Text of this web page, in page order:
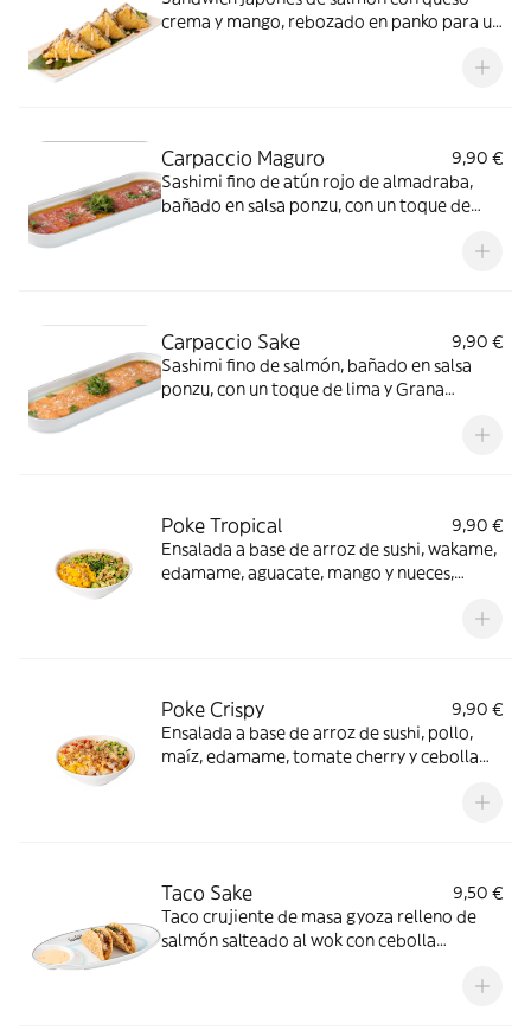
crema y mango, rebozado en panko para un
teriyaki y acompañado de una suave salsa
Carpaccio Maguro
9,90 €
Sashimi fino de atún rojo de almadraba,
bañado en salsa ponzu, con un toque de
Carpaccio Sake
9,90 €
Sashimi fino de salmón, bañado en salsa
ponzu, con un toque de lima y Grana
Poke Tropical
9,90 €
Ensalada a base de arroz de sushi, wakame,
edamame, aguacate, mango y nueces,
Poke Crispy
9,90 €
Ensalada a base de arroz de sushi, pollo,
maíz, edamame, tomate cherry y cebolla
Taco Sake
9,50 €
Taco crujiente de masa gyoza relleno de
salmón salteado al wok con cebolla